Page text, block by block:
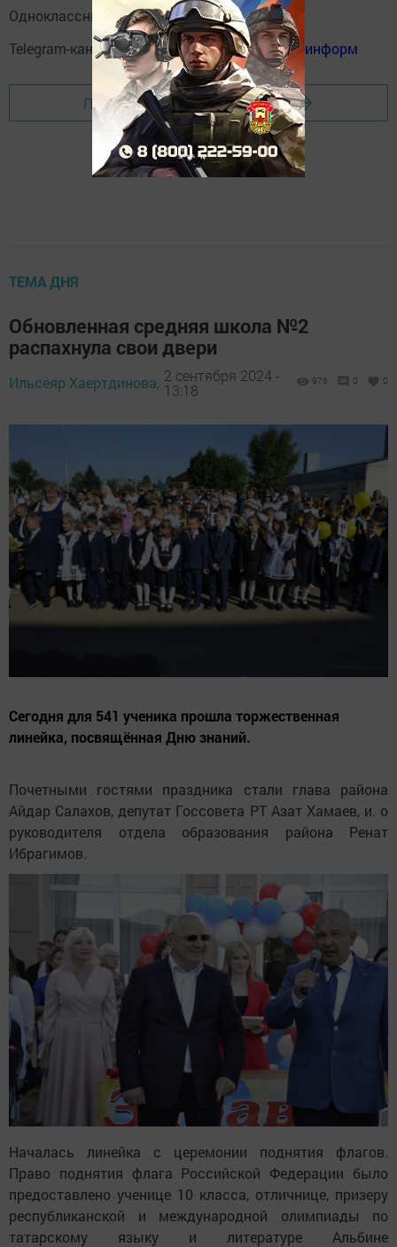
Одноклассники:ok.ru/menzelinsk
Telegram-канал:Мензелинск news - Мензеля-информ
Перейти на страницу новости
ТЕМА ДНЯ
Обновленная средняя школа №2
распахнула свои двери
Ильсеяр Хаертдинова, 2 сентября 2024 -
13:18
976 0 0
Сегодня для 541 ученика прошла торжественная
линейка, посвящённая Дню знаний.
Почетными гостями праздника стали глава района
Айдар Салахов, депутат Госсовета РТ Азат Хамаев, и. о
руководителя отдела образования района Ренат
Ибрагимов.
Началась линейка с церемонии поднятия флагов.
Право поднятия флага Российской Федерации было
предоставлено ученице 10 класса, отличнице, призеру
республиканской и международной олимпиады по
татарскому языку и литературе Альбине